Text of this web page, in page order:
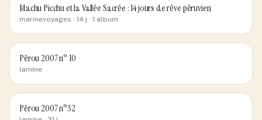
Machu Picchu et la Vallée Sacrée : 14 jours de rêve péruvien
marinevoyages · 14 j · 1 album
Pérou 2007 n° 10
lamine
Pérou 2007 n°32